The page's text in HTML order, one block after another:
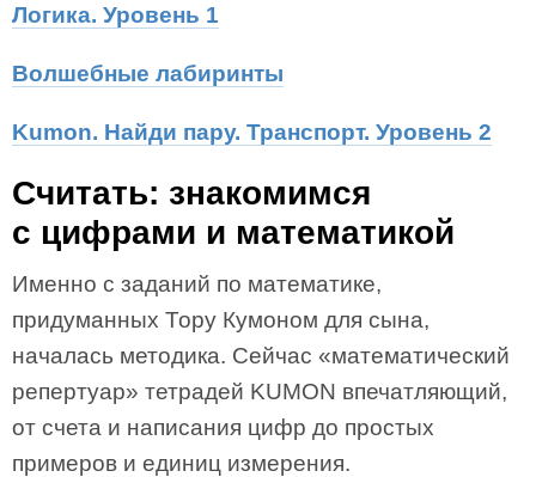
Логика. Уровень 1
Волшебные лабиринты
Kumon. Найди пару. Транспорт. Уровень 2
Считать: знакомимся
с цифрами и математикой
Именно с заданий по математике,
придуманных Тору Кумоном для сына,
началась методика. Сейчас «математический
репертуар» тетрадей KUMON впечатляющий,
от счета и написания цифр до простых
примеров и единиц измерения.